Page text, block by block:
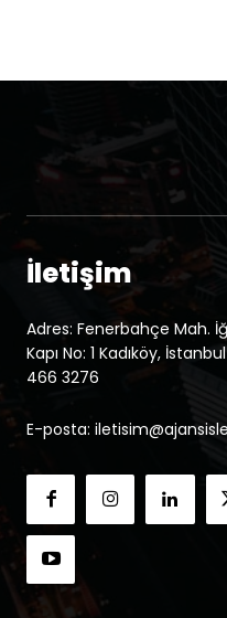
İletişim
Adres: Fenerbahçe Mah.
Kapı No: 1 Kadıköy,
466 3276
E-posta: